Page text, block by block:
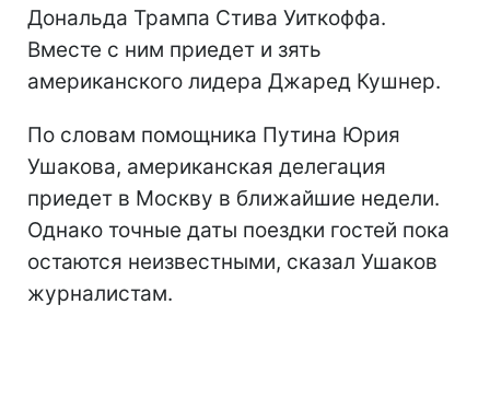
Дональда Трампа Стива Уиткоффа.
Вместе с ним приедет и зять
американского лидера Джаред Кушнер.
По словам помощника Путина Юрия
Ушакова, американская делегация
приедет в Москву в ближайшие недели.
Однако точные даты поездки гостей пока
остаются неизвестными, сказал Ушаков
журналистам.